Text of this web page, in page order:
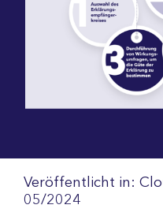
Veröffentlicht in:
05/2024